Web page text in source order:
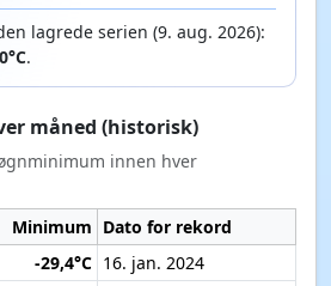
lagrede serien (9. aug. 2026):
.
måned (historisk)
innen hver
Minimum Dato for rekord
-29,4°C 16. jan. 2024